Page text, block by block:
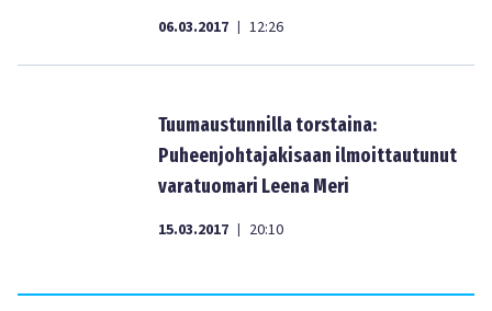
06.03.2017 | 12:26
Tuumaustunnilla torstaina:
Puheenjohtajakisaan ilmoittautunut
varatuomari Leena Meri
15.03.2017 | 20:10